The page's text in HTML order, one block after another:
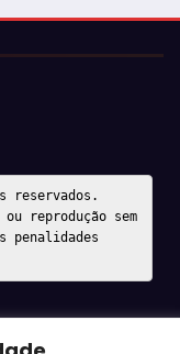
reservados.
reprodução sem
penalidades